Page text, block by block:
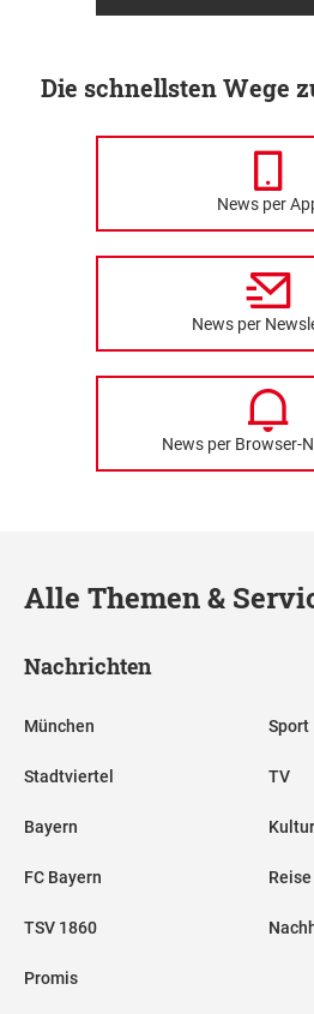
Die schnellsten Wege
News per
News per
News per Browser-
Alle Themen &
Nachrichten
München
Stadtviertel
Bayern
FC Bayern
TSV 1860
Promis
Sport
TV
Kultur
Reise